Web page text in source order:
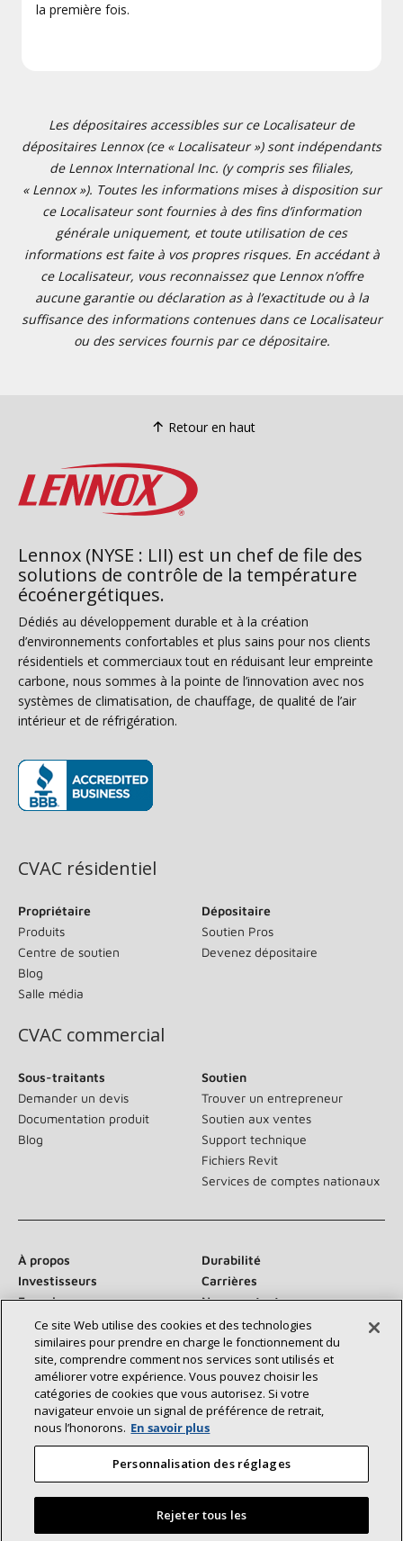
la première fois.
Les dépositaires accessibles sur ce Localisateur de
dépositaires Lennox (ce « Localisateur ») sont indépendants
de Lennox International Inc. (y compris ses filiales,
« Lennox »). Toutes les informations mises à disposition sur
ce Localisateur sont fournies à des fins d’information
générale uniquement, et toute utilisation de ces
informations est faite à vos propres risques. En accédant à
ce Localisateur, vous reconnaissez que Lennox n’offre
aucune garantie ou déclaration as à l’exactitude ou à la
suffisance des informations contenues dans ce Localisateur
ou des services fournis par ce dépositaire.
Retour en haut
Lennox (NYSE : LII) est un chef de file des
solutions de contrôle de la température
écoénergétiques.
Dédiés au développement durable et à la création
d’environnements confortables et plus sains pour nos clients
résidentiels et commerciaux tout en réduisant leur empreinte
carbone, nous sommes à la pointe de l’innovation avec nos
systèmes de climatisation, de chauffage, de qualité de l’air
intérieur et de réfrigération.
CVAC résidentiel
Propriétaire
Produits
Centre de soutien
Blog
Salle média
Dépositaire
Soutien Pros
Devenez dépositaire
CVAC commercial
Sous-traitants
Demander un devis
Documentation produit
Blog
Soutien
Trouver un entrepreneur
Soutien aux ventes
Support technique
Fichiers Revit
Services de comptes nationaux
À propos
Durabilité
Investisseurs
Carrières
Fournisseurs
Nous contacter
Salle de presse
Communiquez avec nous :
©2026 Lennox International Inc.
Ce site Web utilise des cookies et des technologies
similaires pour prendre en charge le fonctionnement du
site, comprendre comment nos services sont utilisés et
améliorer votre expérience. Vous pouvez choisir les
catégories de cookies que vous autorisez. Si votre
navigateur envoie un signal de préférence de retrait,
nous l’honorons. En savoir plus
Personnalisation des réglages
Rejeter tous les